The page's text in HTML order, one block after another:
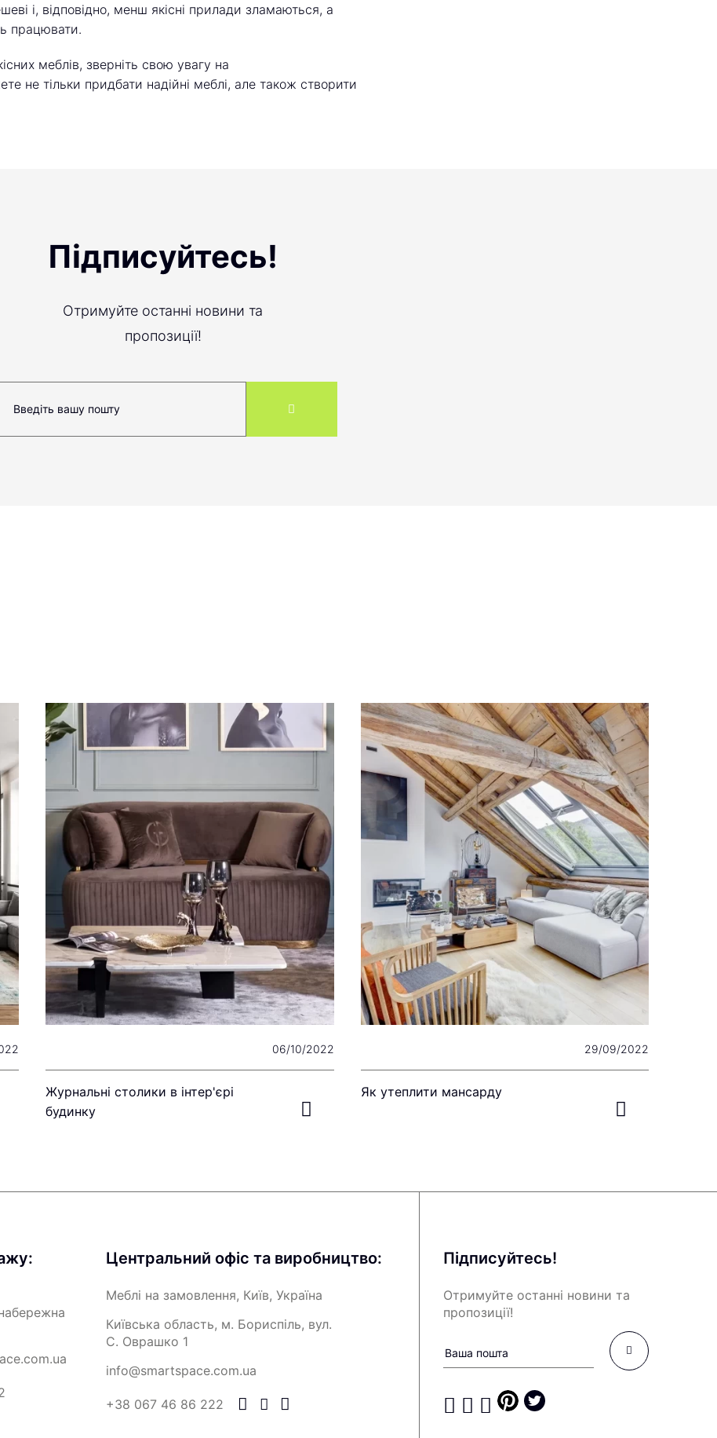
і, відповідно, менш якісні прилади зламаються, а
працювати.
меблів, зверніть свою увагу на
не тільки придбати надійні меблі, але також створити
Підписуйтесь!
Отримуйте останні новини та
пропозиції!
06/10/2022
Журнальні столики в інтер'єрі
будинку
29/09/2022
Як утеплити мансарду
Центральний офіс та виробництво:
Меблі на замовлення, Київ, Україна
Київська область, м. Бориспіль, вул.
С. Оврашко 1
info@smartspace.com.ua
+38 067 46 86 222
Підписуйтесь!
Отримуйте останні новини та
пропозиції!